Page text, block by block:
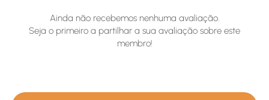
Ainda não recebemos nenhuma avaliação.
Seja o primeiro a partilhar a sua avaliação sobre este
membro!